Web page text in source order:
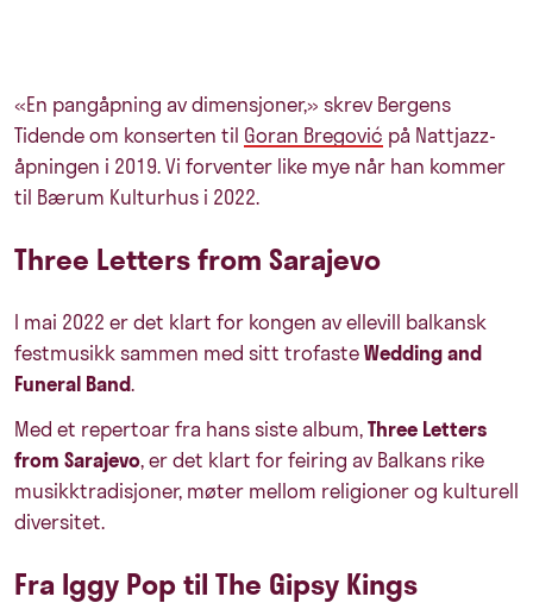
«En pangåpning av dimensjoner,» skrev Bergens
Tidende om konserten til Goran Bregović på Nattjazz-
åpningen i 2019. Vi forventer like mye når han kommer
til Bærum Kulturhus i 2022.
Three Letters from Sarajevo
I mai 2022 er det klart for kongen av ellevill balkansk
festmusikk sammen med sitt trofasteWedding and
Funeral Band.
Med et repertoar fra hans siste album,Three Letters
from Sarajevo, er det klart for feiring av Balkans rike
musikktradisjoner, møter mellom religioner og kulturell
diversitet.
Fra Iggy Pop til The Gipsy Kings